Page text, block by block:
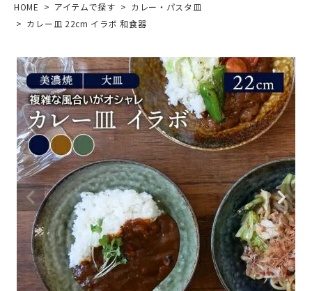
HOME アイテムで探す
カレー・パスタ皿
カレー皿 22cm イラボ 和食器